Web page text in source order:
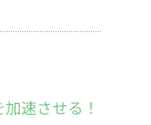
速させる！